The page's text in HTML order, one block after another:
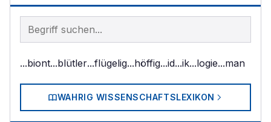
Begriff im Lexikon suchen
...biont...blütler...flügelig...höffig...id...ik...logie...man
WAHRIG WISSENSCHAFTSLEXIKON